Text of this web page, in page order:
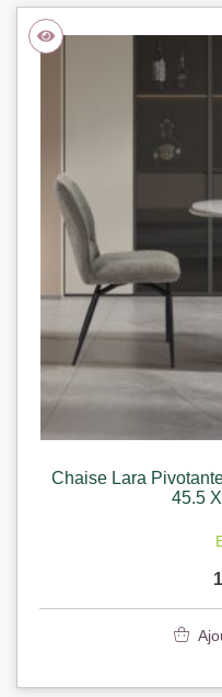
Chaise Lara
45.5